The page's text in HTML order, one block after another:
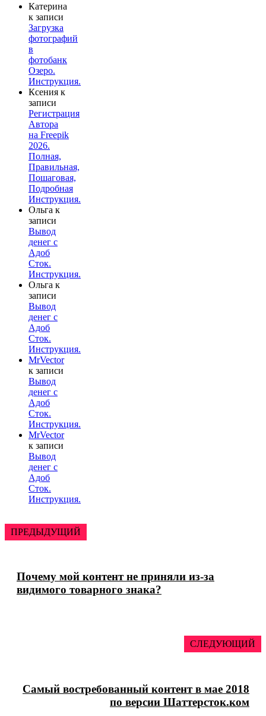
Катерина
к записи
Загрузка
фотографий
в
фотобанк
Озеро.
Инструкция.
Ксения к
записи
Регистрация
Автора
на Freepik
2026.
Полная,
Правильная,
Пошаговая,
Подробная
Инструкция.
Ольга к
записи
Вывод
денег с
Адоб
Сток.
Инструкция.
Ольга к
записи
Вывод
денег с
Адоб
Сток.
Инструкция.
MrVector
к записи
Вывод
денег с
Адоб
Сток.
Инструкция.
MrVector
к записи
Вывод
денег с
Адоб
Сток.
Инструкция.
ПРЕДЫДУЩИЙ
Почему мой контент не приняли из-за
видимого товарного знака?
СЛЕДУЮЩИЙ
Самый востребованный контент в мае 2018
по версии Шаттерсток.ком